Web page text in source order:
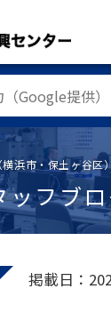
浜市・保土ヶ谷区
ッフブ
掲載日：